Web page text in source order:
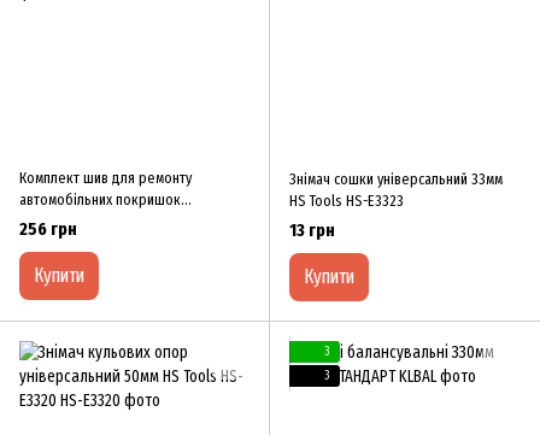
Комплект шив для ремонту
автомобільних покришок
HESHITOOLS HS-B1037
256 грн
Купити
Знімач сошки універсальний 33мм
HS Tools HS-E3323
13 грн
Купити
3
3